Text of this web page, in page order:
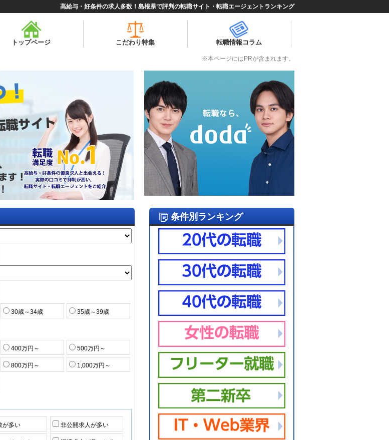
高給与・好条件の求人多数！島根県で評判の転職サイト・転職エージェントランキング
トップページ こだわり特集 転職情報コラム
※本ページにはPRが含まれます。
条件別ランキング
30歳～34歳 35歳～39歳
400万円～ 500万円～
800万円～ 1,000万円～
が多い 非公開求人が多い